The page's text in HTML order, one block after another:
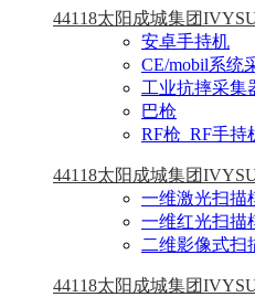
44118太阳成城集团
安卓手持机
CE/mobil系统
工业抗摔采集
巴枪
RF枪_RF手持
44118太阳成城集团
一维激光扫描
一维红光扫描
二维影像式扫
44118太阳成城集团